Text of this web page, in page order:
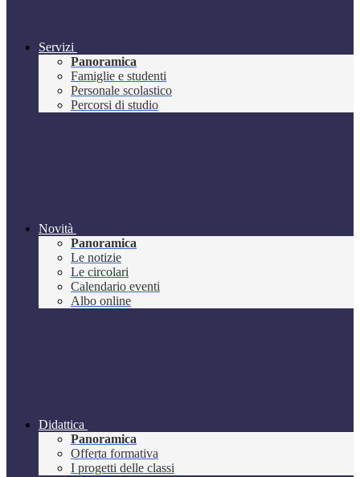
Servizi
Panoramica
Famiglie e studenti
Personale scolastico
Percorsi di studio
Novità
Panoramica
Le notizie
Le circolari
Calendario eventi
Albo online
Didattica
Panoramica
Offerta formativa
I progetti delle classi